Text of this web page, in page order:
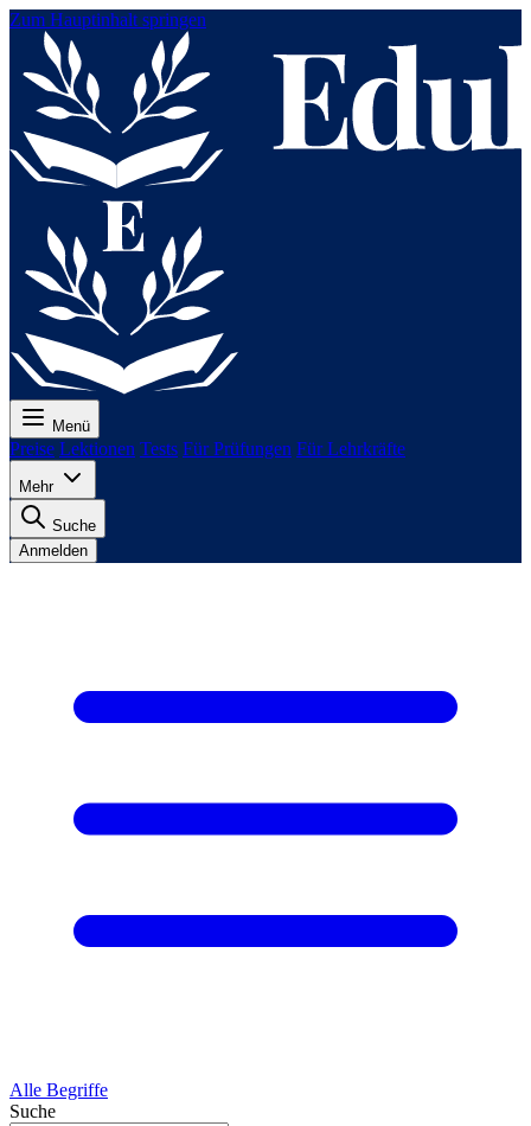
Zum Hauptinhalt springen
Menü
Preise Lektionen Tests Für Prüfungen Für Lehrkräfte
Mehr
Suche
Anmelden
Alle Begriffe
Suche